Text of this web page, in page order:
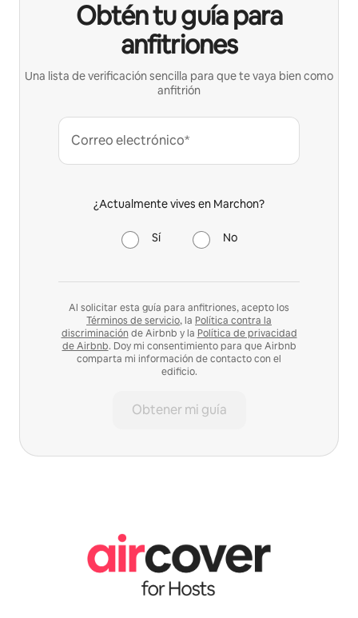
Obtén tu guía para
anfitriones
Una lista de verificación sencilla para que te vaya bien como
anfitrión
Correo electrónico*
¿Actualmente vives en Marchon?
Sí No
Al solicitar esta guía para anfitriones, acepto los
Términos de servicio, la Política contra la
discriminación de Airbnb y la Política de privacidad
de Airbnb. Doy mi consentimiento para que Airbnb
comparta mi información de contacto con el
edificio.
Obtener mi guía